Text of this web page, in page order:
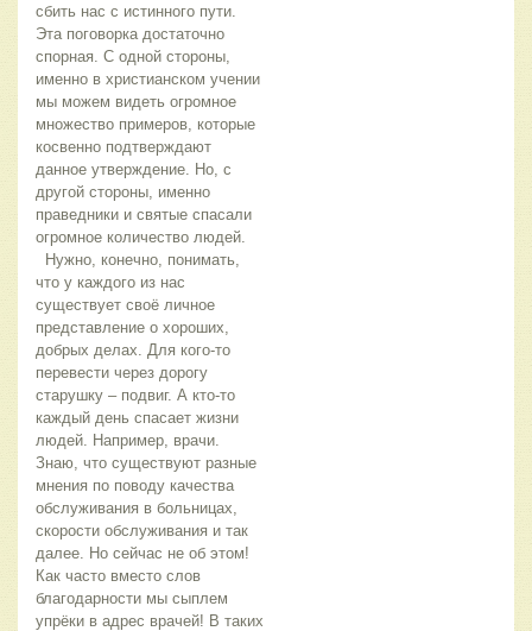
сбить нас с истинного пути.
Эта поговорка достаточно
спорная. С одной стороны,
именно в христианском учении
мы можем видеть огромное
множество примеров, которые
косвенно подтверждают
данное утверждение. Но, с
другой стороны, именно
праведники и святые спасали
огромное количество людей.
Нужно, конечно, понимать,
что у каждого из нас
существует своё личное
представление о хороших,
добрых делах. Для кого-то
перевести через дорогу
старушку – подвиг. А кто-то
каждый день спасает жизни
людей. Например, врачи.
Знаю, что существуют разные
мнения по поводу качества
обслуживания в больницах,
скорости обслуживания и так
далее. Но сейчас не об этом!
Как часто вместо слов
благодарности мы сыплем
упрёки в адрес врачей! В таких